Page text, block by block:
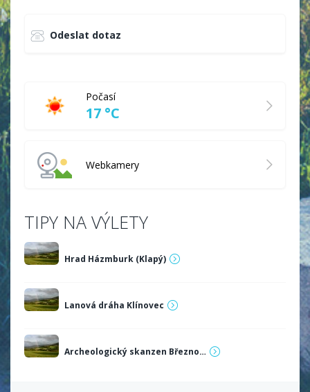
Odeslat dotaz
Počasí
17 °C
Webkamery
TIPY NA VÝLETY
Hrad Házmburk (Klapý)
Lanová dráha Klínovec
Archeologický skanzen Březno…